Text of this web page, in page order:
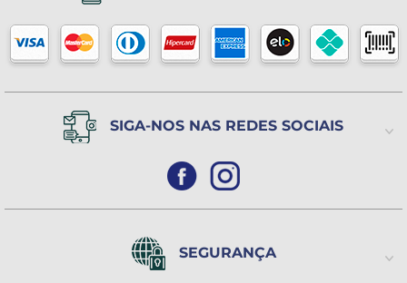
(Exceto Feriados)
SIGA-NOS NAS REDES SOCIAIS
SEGURANÇA